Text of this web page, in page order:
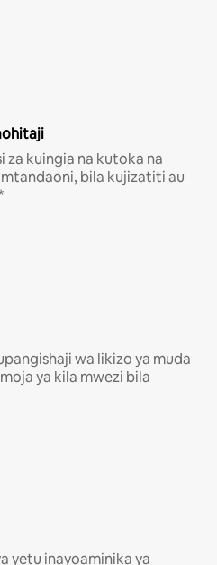
za kuingia na kutoka na
bila kujizatiti au
wa likizo ya muda
ya kila mwezi bila
yetu inayoaminika ya